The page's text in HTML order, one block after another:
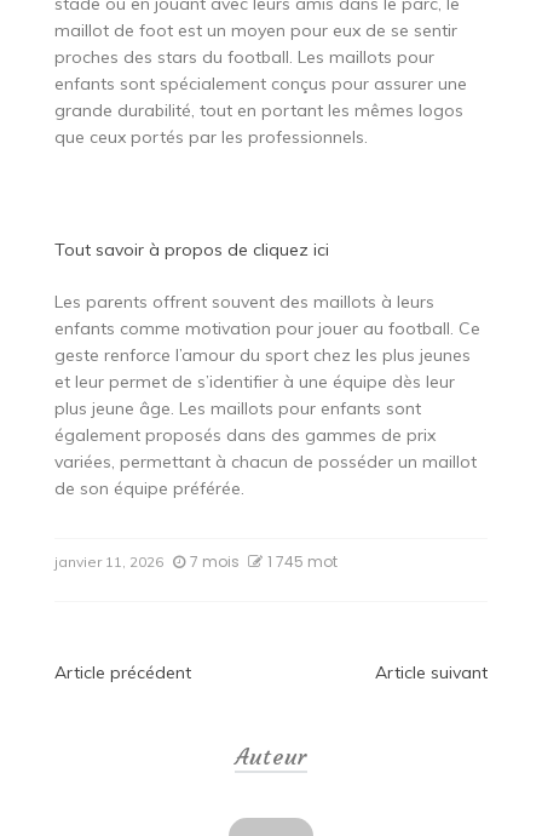
maillot de foot est un moyen pour eux de se sentir
proches des stars du football. Les maillots pour
enfants sont spécialement conçus pour assurer une
grande durabilité, tout en portant les mêmes logos
que ceux portés par les professionnels.
Tout savoir à propos de cliquez ici
Les parents offrent souvent des maillots à leurs
enfants comme motivation pour jouer au football. Ce
geste renforce l’amour du sport chez les plus jeunes
et leur permet de s’identifier à une équipe dès leur
plus jeune âge. Les maillots pour enfants sont
également proposés dans des gammes de prix
variées, permettant à chacun de posséder un maillot
de son équipe préférée.
janvier 11, 2026 7 mois 1 745 mot
Navigation
Article précédent Article suivant
Auteur